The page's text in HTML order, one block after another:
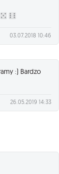
03.07.2018 10:46
:) Bardzo
26.05.2019 14:33